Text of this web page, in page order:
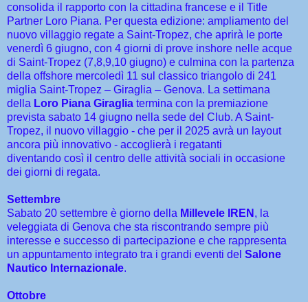
consolida il rapporto con la cittadina francese e il Title
Partner Loro Piana. Per questa edizione: ampliamento del
nuovo villaggio regate a Saint-Tropez, che aprirà le porte
venerdì 6 giugno, con 4 giorni di prove inshore nelle acque
di Saint-Tropez (7,8,9,10 giugno) e culmina con la partenza
della offshore mercoledì 11 sul classico triangolo di 241
miglia Saint-Tropez – Giraglia – Genova. La settimana
della Loro Piana Giraglia termina con la premiazione
prevista sabato 14 giugno nella sede del Club. A Saint-
Tropez, il nuovo villaggio - che per il 2025 avrà un layout
ancora più innovativo - accoglierà i regatanti
diventando così il centro delle attività sociali in occasione
dei giorni di regata.
Settembre
Sabato 20 settembre è giorno della Millevele IREN , la
veleggiata di Genova che sta riscontrando sempre più
interesse e successo di partecipazione e che rappresenta
un appuntamento integrato tra i grandi eventi del Salone
Nautico Internazionale.
Ottobre